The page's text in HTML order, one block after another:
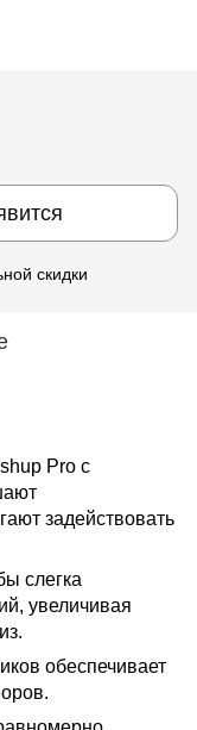
скидки
Pro с
задействовать
слегка
увеличивая
обеспечивает